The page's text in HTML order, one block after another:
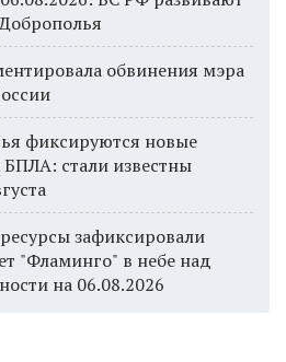
обвинения мэра
фиксируются новые
БПЛА: стали известны
зафиксировали
"Фламинго" в небе над
на 06.08.2026